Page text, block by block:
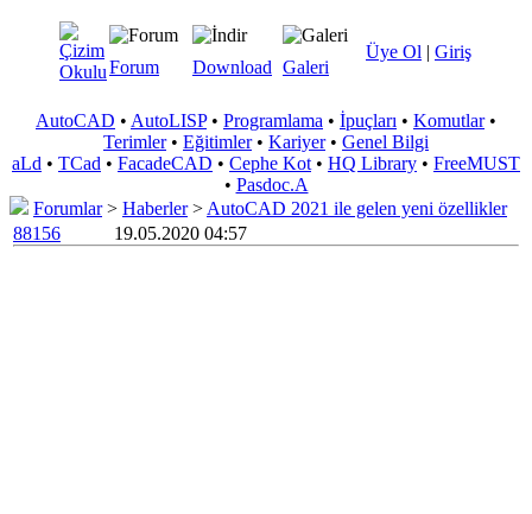
Üye Ol | Giriş
Forum Download Galeri
AutoCAD • AutoLISP• Programlama • İpuçları • Komutlar•
Terimler• Eğitimler• Kariyer• Genel Bilgi
aLd • TCad • FacadeCAD • Cephe Kot • HQ Library • FreeMUST
• Pasdoc.A
Forumlar> Haberler> AutoCAD 2021 ile gelen yeni özellikler
88156
19.05.2020 04:57